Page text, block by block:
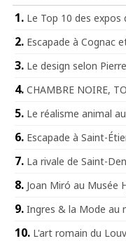
Le Top 10 des expos
Escapade à Cognac
Le design selon
CHAMBRE NOIRE,
Le réalisme animal
Escapade à Saint-
La rivale de Saint-
Joan Miró au Musée
Ingres & la Mode au
L'art romain du